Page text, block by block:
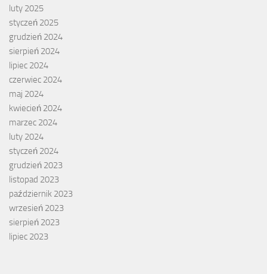
luty 2025
styczeń 2025
grudzień 2024
sierpień 2024
lipiec 2024
czerwiec 2024
maj 2024
kwiecień 2024
marzec 2024
luty 2024
styczeń 2024
grudzień 2023
listopad 2023
październik 2023
wrzesień 2023
sierpień 2023
lipiec 2023